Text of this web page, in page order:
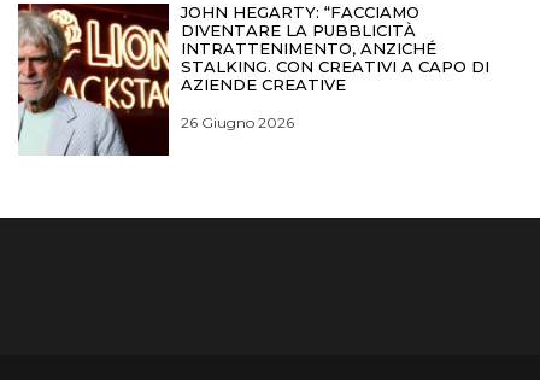
JOHN HEGARTY: “FACCIAMO
DIVENTARE LA PUBBLICITÀ
INTRATTENIMENTO, ANZICHÉ
STALKING. CON CREATIVI A CAPO DI
AZIENDE CREATIVE
26 Giugno 2026